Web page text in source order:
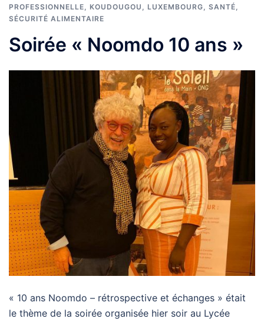
PROFESSIONNELLE
KOUDOUGOU LUXEMBOURG SANTÉ
SÉCURITÉ ALIMENTAIRE
Soirée « Noomdo 10 ans »
« 10 ans Noomdo – rétrospective et échanges » était
le thème de la soirée organisée hier soir au Lycée